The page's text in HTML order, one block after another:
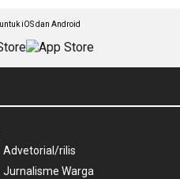
iOS dan Android
Advetorial/rilis
Jurnalisme Warga